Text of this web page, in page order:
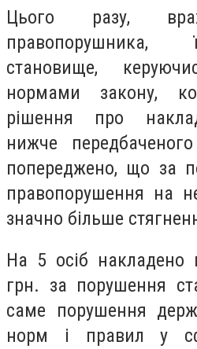
Цього разу,
правопорушника,
становище,
нормами закону,
рішення про
нижче
попереджено, що за
правопорушення на
значно більше
На 5 осіб накладено
грн. за порушення
саме порушення
норм і правил у